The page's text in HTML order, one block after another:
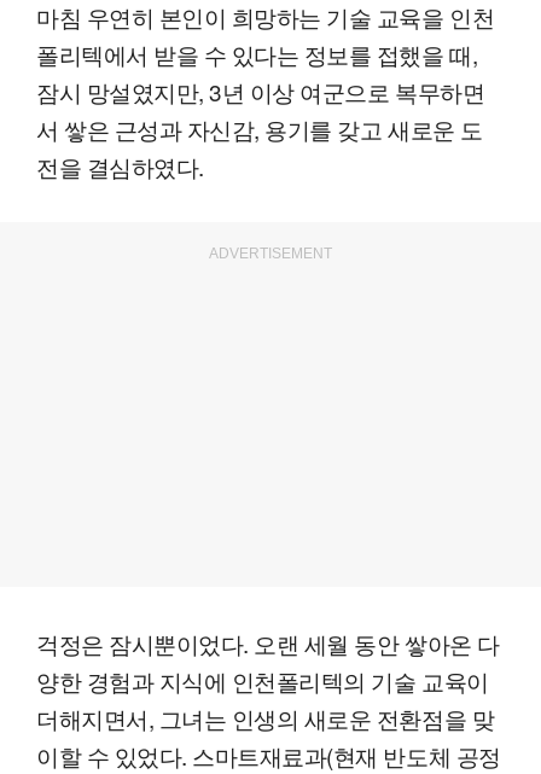
마침 우연히 본인이 희망하는 기술 교육을 인천
폴리텍에서 받을 수 있다는 정보를 접했을 때,
잠시 망설였지만, 3년 이상 여군으로 복무하면
서 쌓은 근성과 자신감, 용기를 갖고 새로운 도
전을 결심하였다.
ADVERTISEMENT
걱정은 잠시뿐이었다. 오랜 세월 동안 쌓아온 다
양한 경험과 지식에 인천폴리텍의 기술 교육이
더해지면서, 그녀는 인생의 새로운 전환점을 맞
이할 수 있었다. 스마트재료과(현재 반도체 공정